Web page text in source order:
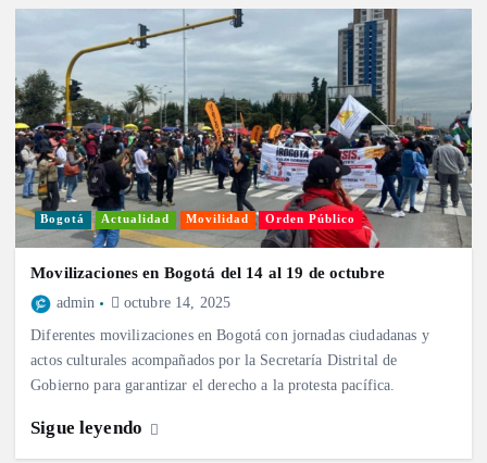
Bogotá Actualidad Movilidad Orden Público
Movilizaciones en Bogotá del 14 al 19 de octubre
admin octubre 14, 2025
Diferentes movilizaciones en Bogotá con jornadas ciudadanas y
actos culturales acompañados por la Secretaría Distrital de
Gobierno para garantizar el derecho a la protesta pacífica.
Sigue leyendo